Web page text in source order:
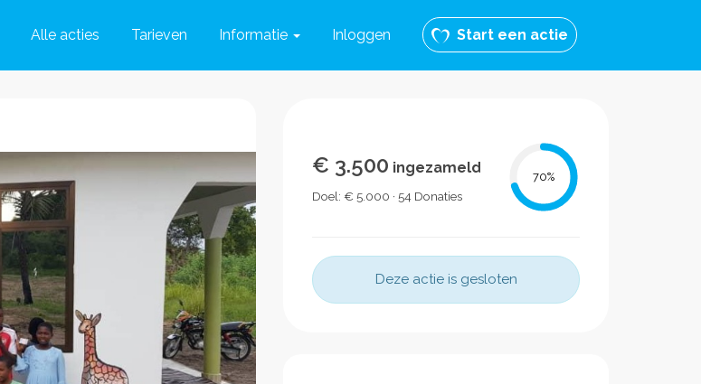
Alle acties Tarieven Informatie Inloggen Start een actie
€ 3.500 ingezameld
Doel: € 5.000 · 54 Donaties
70%
Deze actie is gesloten